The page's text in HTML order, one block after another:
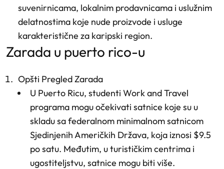
suvenirnicama, lokalnim prodavnicama i uslužnim
delatnostima koje nude proizvode i usluge
karakteristične za karipski region.
zarada u puerto rico-u
Opšti Pregled Zarada
U Puerto Ricu, studenti Work and Travel
programa mogu očekivati satnice koje su u
skladu sa federalnom minimalnom satnicom
Sjedinjenih Američkih Država, koja iznosi $9.5
po satu. Međutim, u turističkim centrima i
ugostiteljstvu, satnice mogu biti više.